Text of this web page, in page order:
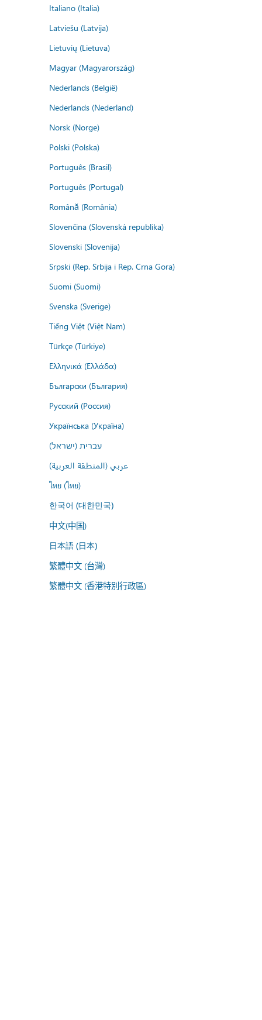
Italiano (Italia)
Latviešu (Latvija)
Lietuvių (Lietuva)
Magyar (Magyarország)
Nederlands (België)
Nederlands (Nederland)
Norsk (Norge)
Polski (Polska)
Português (Brasil)
Português (Portugal)
Română (România)
Slovenčina (Slovenská republika)
Slovenski (Slovenija)
Srpski (Rep. Srbija i Rep. Crna Gora)
Suomi (Suomi)
Svenska (Sverige)
Tiếng Việt (Việt Nam)
Türkçe (Türkiye)
Ελληνικά (Ελλάδα)
Български (България)
Русский (Россия)
Українська (Україна)
עברית (ישראל)
عربي (المنطقة العربية)
ไทย (ไทย)
한국어 (대한민국)
中文(中国)
日本語 (日本)
繁體中文 (台灣)
繁體中文 (香港特別行政區)